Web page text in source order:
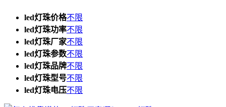
led灯珠价格不限
led灯珠功率不限
led灯珠厂家不限
led灯珠参数不限
led灯珠品牌不限
led灯珠型号不限
led灯珠电压不限